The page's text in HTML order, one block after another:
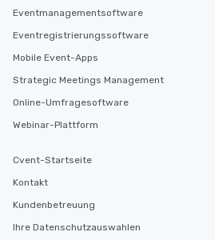
Eventmanagementsoftware
Eventregistrierungssoftware
Mobile Event-Apps
Strategic Meetings Management
Online-Umfragesoftware
Webinar-Plattform
Cvent-Startseite
Kontakt
Kundenbetreuung
Ihre Datenschutzauswahlen